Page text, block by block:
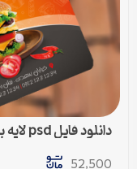
دانلود فایل psd لایه باز کارت ویزیت فست فود زغالی
52,500